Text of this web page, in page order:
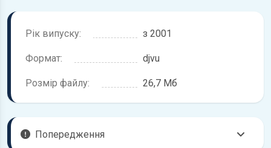
Рік випуску: з 2001
Формат: djvu
Розмір файлу: 26,7 Мб
Попередження